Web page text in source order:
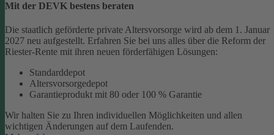
Mit der DEVK bestens beraten
Die staatlich geförderte private Altersvorsorge wird ab dem 1. Januar
2027 neu aufgestellt. Erfahren Sie bei uns alles über die Reform der
Riester-Rente mit ihren neuen förderfähigen Lösungen:
Standarddepot
Altersvorsorgedepot
Garantieprodukt mit 80 oder 100 % Garantie
Wir halten Sie zu Ihren individuellen Möglichkeiten und allen
wichtigen Änderungen auf dem Laufenden.